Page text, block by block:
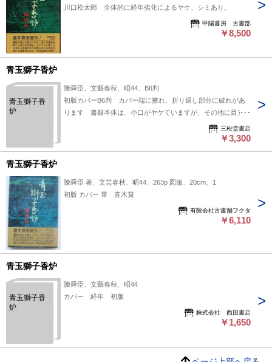
川口松太郎 全体的に経年劣化によるヤケ、シミあり。
甲陽書房 古書部
￥8,500
青玉獅子香炉
青玉獅子香
炉
陳舜臣、文藝春秋、昭44、B6判
初版カバーB6判 カバー端に擦れ、折り返し部分に破れがあ
ります 書籍本体は、小口がヤケていますが、その他に目立っ
三松堂書店
￥3,300
青玉獅子香炉
陳舜臣 著、文芸春秋、昭44、263p 図版、20cm、1
初版 カバー 帯 直木賞
有限会社古書舗フクタ
￥6,110
青玉獅子香炉
青玉獅子香
炉
陳舜臣、文藝春秋、昭44
カバー 経年 初版
株式会社 西田書店
￥1,650